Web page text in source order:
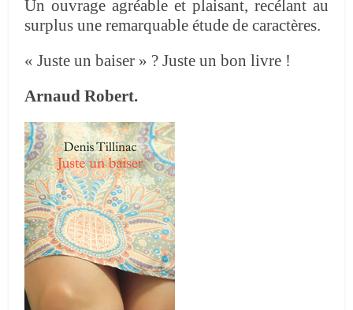
Un ouvrage agréable et plaisant, recélant au
surplus une remarquable étude de caractères.
« Juste un baiser » ? Juste un bon livre !
Arnaud Robert.